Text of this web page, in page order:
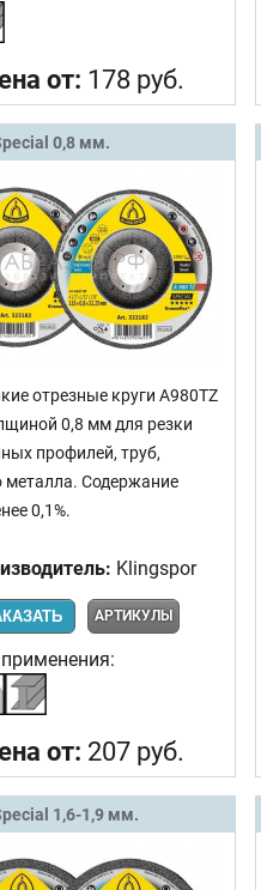
от: 178 руб.
0,8 мм.
отрезные круги A980TZ
0,8 мм для резки
профилей, труб,
металла. Содержание
0,1%.
Klingspor
АРТИКУЛЫ
от: 207 руб.
1,6-1,9 мм.